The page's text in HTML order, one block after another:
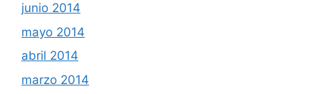
junio 2014
mayo 2014
abril 2014
marzo 2014